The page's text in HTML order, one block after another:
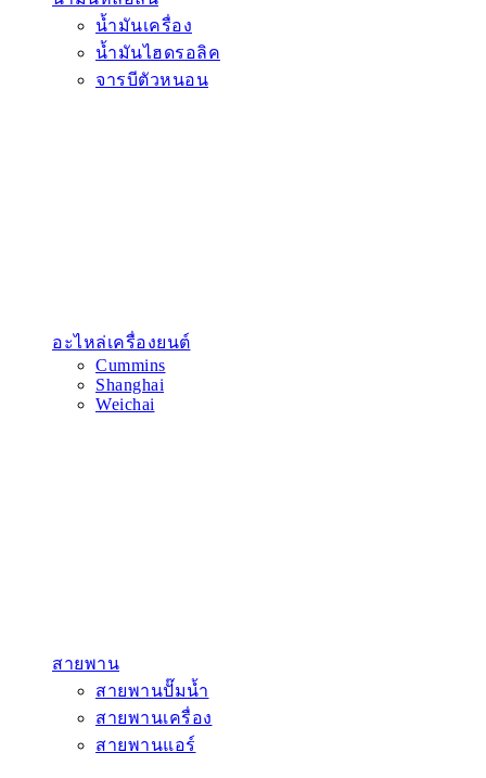
น้ำมันเครื่อง
น้ำมันไฮดรอลิค
จารบีตัวหนอน
อะไหล่เครื่องยนต์
Cummins
Shanghai
Weichai
สายพาน
สายพานปั๊มน้ำ
สายพานเครื่อง
สายพานแอร์